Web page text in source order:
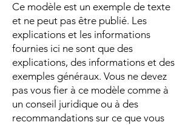
Ce modèle est un exemple de texte
et ne peut pas être publié. Les
explications et les informations
fournies ici ne sont que des
explications, des informations et des
exemples généraux. Vous ne devez
pas vous fier à ce modèle comme à
un conseil juridique ou à des
recommandations sur ce que vous